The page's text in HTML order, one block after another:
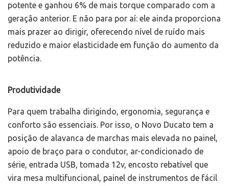
potente e ganhou 6% de mais torque comparado com a
geração anterior. E não para por aí: ele ainda proporciona
mais prazer ao dirigir, oferecendo nível de ruído mais
reduzido e maior elasticidade em função do aumento da
potência.
Produtividade
Para quem trabalha dirigindo, ergonomia, segurança e
conforto são essenciais. Por isso, o Novo Ducato tem a
posição de alavanca de marchas mais elevada no painel,
apoio de braço para o condutor, ar-condicionado de
série, entrada USB, tomada 12v, encosto rebatível que
vira mesa multifuncional, painel de instrumentos de fácil